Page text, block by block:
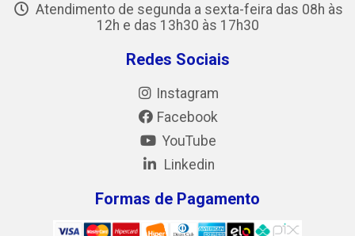
Atendimento de segunda a sexta-feira das 08h às
12h e das 13h30 às 17h30
Redes Sociais
Instagram
Facebook
YouTube
Linkedin
Formas de Pagamento